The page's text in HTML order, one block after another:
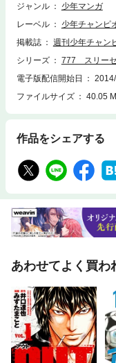
ジャンル
少年マンガ
レーベル
少年チャンピ
掲載誌
週刊少年チャン
シリーズ
777 スリー
電子版配信開始日
ファイルサイズ
40.05
作品をシェアする
あわせてよく買わ